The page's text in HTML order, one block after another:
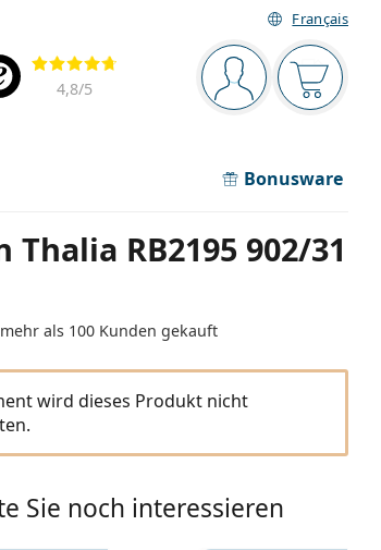
Français
Navigationsleiste
Sie sind Der
4,8/5
Bonusware
Thalia RB2195 902/31
als 100 Kunden gekauft
wird dieses Produkt nicht
Sie noch interessieren